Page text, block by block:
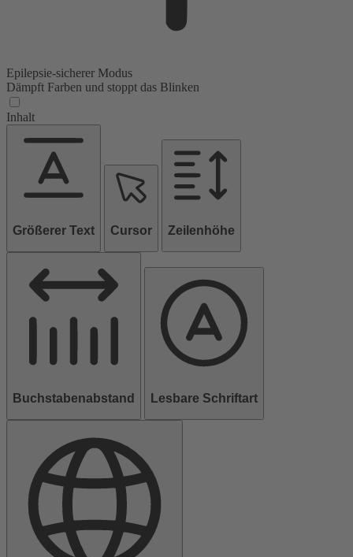
Epilepsie-sicherer Modus
Dämpft Farben und stoppt das Blinken
Inhalt
Größerer Text Cursor Zeilenhöhe
Buchstabenabstand Lesbare Schriftart